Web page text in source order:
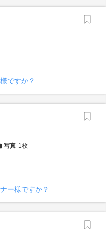
ですか？
写真 1枚
ー様ですか？